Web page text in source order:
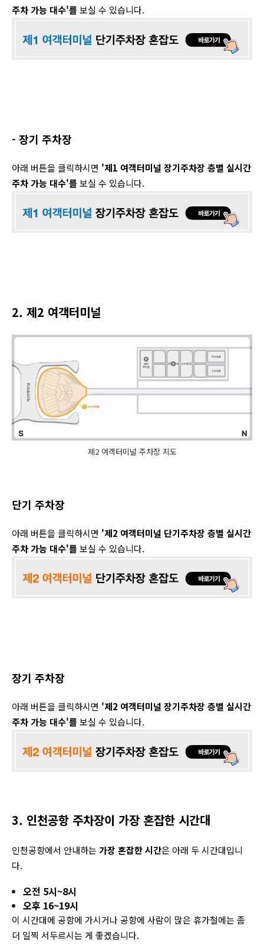
주차 가능 대수'를 보실 수 있습니다.
- 장기 주차장
아래 버튼을 클릭하시면 '제1 여객터미널 장기주차장 층별 실시간
주차 가능 대수'를 보실 수 있습니다.
2. 제2 여객터미널
제2 여객터미널 주차장 지도
단기 주차장
아래 버튼을 클릭하시면 '제2 여객터미널 단기주차장 층별 실시간
주차 가능 대수'를 보실 수 있습니다.
장기 주차장
아래 버튼을 클릭하시면 '제2 여객터미널 장기주차장 층별 실시간
주차 가능 대수'를 보실 수 있습니다.
3. 인천공항 주차장이 가장 혼잡한 시간대
인천공항에서 안내하는 가장 혼잡한 시간은 아래 두 시간대입니
다.
오전 5시~8시
오후 16~19시
이 시간대에 공항에 가시거나 공항에 사람이 많은 휴가철에는 좀
더 일찍 서두르시는 게 좋겠습니다.